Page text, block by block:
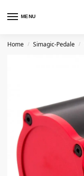
MENU
Home / Simagic-Pedale /